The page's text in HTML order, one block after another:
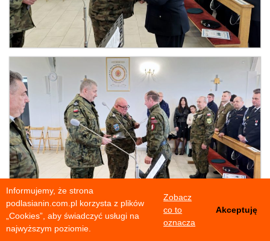
Informujemy, że strona
podlasianin.com.pl korzysta z plików
„Cookies”, aby świadczyć usługi na
najwyższym poziomie.
Zobacz
co to
oznacza
Akceptuję